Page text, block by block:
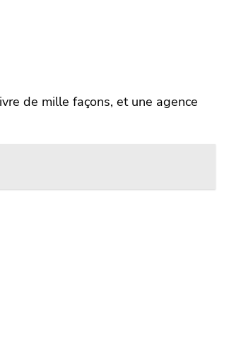
de mille façons, et une agence